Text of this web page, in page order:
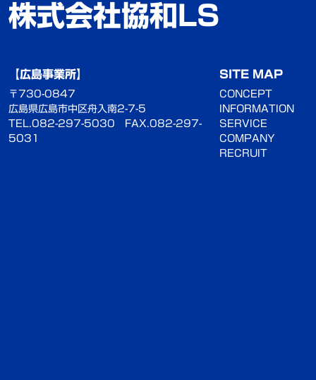
株式会社協和LS
【広島事業所】
〒730-0847
広島県広島市中区舟入南2-7-5
TEL.082-297-5030
FAX.082-297-
5031
SITE MAP
CONCEPT
INFORMATION
SERVICE
COMPANY
RECRUIT